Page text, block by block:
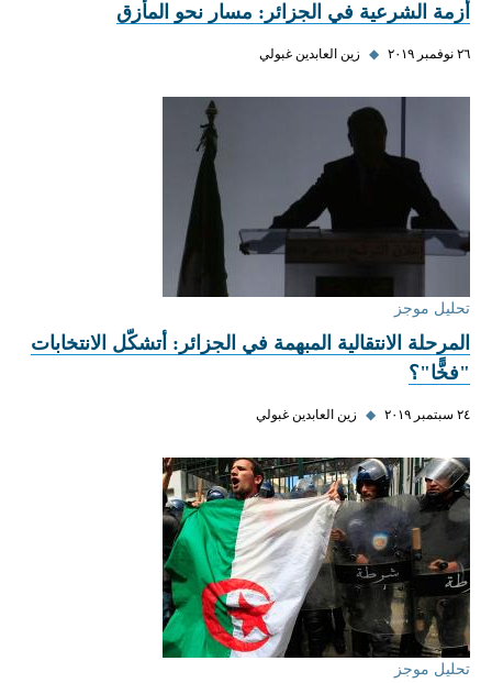
أزمة الشرعية في الجزائر: مسار نحو المأزق
٢٦ نوفمبر ٢٠١٩ ◆ زين العابدين غبولي
تحليل موجز
المرحلة الانتقالية المبهمة في الجزائر: أتشكّل الانتخابات
"فخًّا"؟
٢٤ سبتمبر ٢٠١٩ ◆ زين العابدين غبولي
تحليل موجز